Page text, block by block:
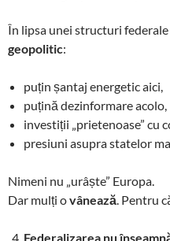
În lipsa unei structuri federale
geopolitic:
puțin șantaj energetic aici,
puțină dezinformare acolo,
investiții „prietenoase” cu
presiuni asupra statelor
Nimeni nu „urâște” Europa.
Dar mulți ovânează . Pentru
Federalizarea nu